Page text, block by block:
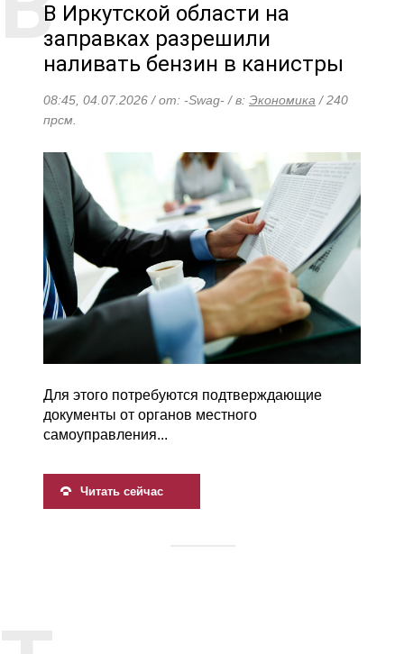
В Иркутской области на
заправках разрешили
наливать бензин в канистры
08:45, 04.07.2026 / от: -Swag- / в: Экономика / 240
прсм.
Для этого потребуются подтверждающие
документы от органов местного
самоуправления...
Читать сейчас